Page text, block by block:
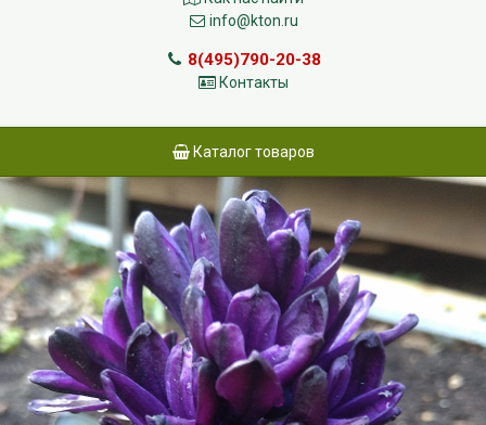
info@kton.ru
8(495)790-20-38
Контакты
Каталог товаров